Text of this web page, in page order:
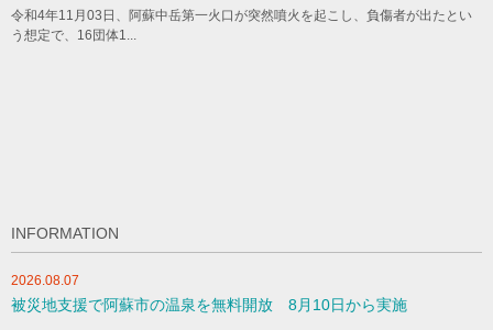
令和4年11月03日、阿蘇中岳第一火口が突然噴火を起こし、負傷者が出たとい
う想定で、16団体1...
INFORMATION
2026.08.07
被災地支援で阿蘇市の温泉を無料開放 8月10日から実施